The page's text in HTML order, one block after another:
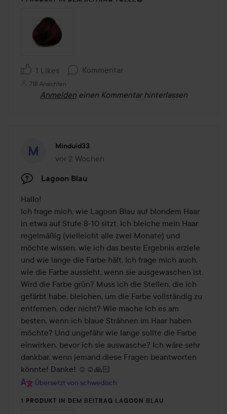
1 Likes Kommentar
718 Ansichten
Anmelden einen Kommentar hinterlassen
Minduid33
vor 2 Wochen
Der Beitrag wurde vor 2 Wochen erstellt
Lagoon Blau
Hallo!
Ich frage mich, wie Lagoon Blau auf blondem Haar
in etwa auf Stufe 8-10 sitzt. Ich bleiche mein Haar
regelmäßig (vielleicht alle zwei Monate) und
möchte wissen, wie ich das beste Ergebnis erziele
und wie lange die Farbe hält. Ich frage mich auch,
wie die Farbe aussieht, wenn sie ausgewaschen ist.
Wird die Farbe grün? Muss ich die Stellen, die ich
gefärbt habe, bleichen, um die Farbe vollständig zu
entfernen, oder nicht? Wie mache ich es am
besten, wenn ich blaue Strähnen im Haar haben
möchte? Und ungefähr wie lange sollte die Farbe
einwirken, bevor ich sie auswasche? Ich wäre sehr
dankbar, wenn jemand diese Fragen beantworten
könnte! Danke! ☺️☺️🙏🏻
Übersetzt von schwedisch
1 PRODUKT IN DEM BEITRAG LAGOON BLAU